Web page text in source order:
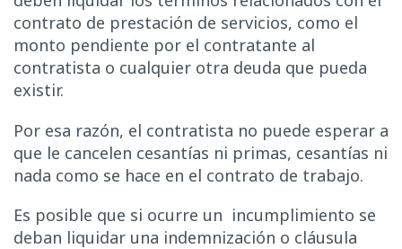
contrato de prestación de servicios, como el
monto pendiente por el contratante al
contratista o cualquier otra deuda que pueda
existir.
Por esa razón, el contratista no puede esperar a
que le cancelen cesantías ni primas, cesantías ni
nada como se hace en el contrato de trabajo.
Es posible que si ocurre un incumplimiento se
deban liquidar una indemnización o cláusula